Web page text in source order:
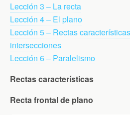
Lección 3 – La recta
Lección 4 – El plano
Lección 5 – Rectas
intersecciones
Lección 6 – Paralelismo
Rectas características
Recta frontal de plano